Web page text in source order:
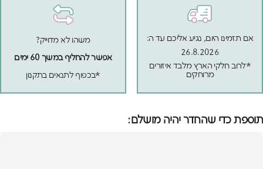
אם תזמינו היום, נגיע אליכם עד ה:
26.8.2026
*לרוב חלקי הארץ מלבד איזורים
מרוחקים
משהו לא מדוייק?
אפשר להחליף במשך 60 ימים
*בכפוף לתנאים בתקנון
תוספת כדי שהחדר יהיה מושלם: